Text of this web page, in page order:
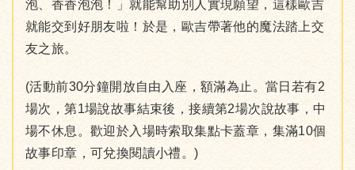
泡、香香泡泡！」就能幫助別人實現願望，這樣歐吉
就能交到好朋友啦！於是，歐吉帶著他的魔法踏上交
友之旅。
(活動前30分鐘開放自由入座，額滿為止。當日若有2
場次，第1場說故事結束後，接續第2場次說故事，中
場不休息。歡迎於入場時索取集點卡蓋章，集滿10個
故事印章，可兌換閱讀小禮。)